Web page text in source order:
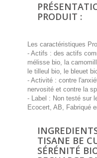
PRODUIT :
Les caractéristiques
- Actifs : des actifs
mélisse bio, la
le tilleul bio, le bleuet
- Activité : contre
nervosité et contre la
- Label : Non testé sur
Ecocert, AB, Fabriqué
TISANE BE
SÉRÉNITÉ